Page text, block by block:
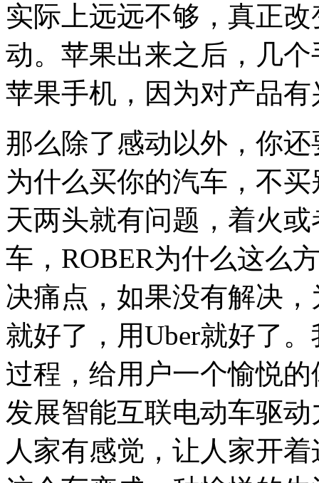
实际上远远不够，真正
动。苹果出来之后，几
苹果手机，因为对产品
那么除了感动以外，你
为什么买你的汽车，不
天两头就有问题，着火
车，ROBER为什么这么
决痛点，如果没有解决
就好了，用Uber就好了
过程，给用户一个愉悦
发展智能互联电动车驱
人家有感觉，让人家开